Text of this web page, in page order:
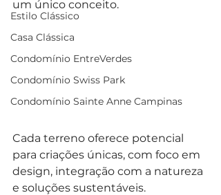
Estilo Clássico
Casa Clássica
Condomínio EntreVerdes
Condomínio Swiss Park
Condomínio Sainte Anne Campinas
um único conceito.
Cada terreno oferece potencial
para criações únicas, com foco em
design, integração com a natureza
e soluções sustentáveis.